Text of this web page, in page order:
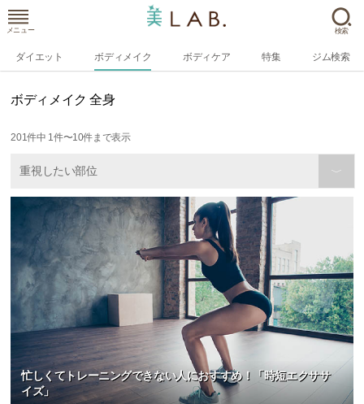
メニュー 検索
ダイエット ボディメイク ボディケア 特集 ジム検索
ボディメイク 全身
201件中 1件〜10件まで表示
重視したい部位 〉
忙しくてトレーニングできない人におすすめ！「時短エクササ
イズ」